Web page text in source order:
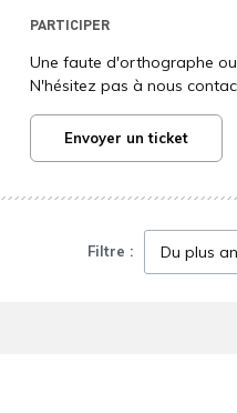
PARTICIPER
Une faute d'orthographe
N'hésitez pas à nous
Envoyer un ticket
Filtre :